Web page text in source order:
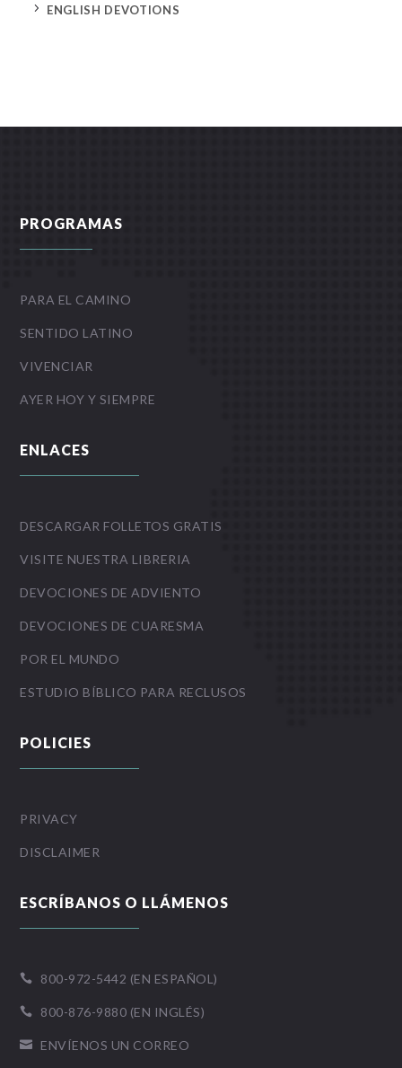
5 ENGLISH DEVOTIONS
PROGRAMAS
PARA EL CAMINO
SENTIDO LATINO
VIVENCIAR
AYER HOY Y SIEMPRE
ENLACES
DESCARGAR FOLLETOS GRATIS
VISITE NUESTRA LIBRERIA
DEVOCIONES DE ADVIENTO
DEVOCIONES DE CUARESMA
POR EL MUNDO
ESTUDIO BÍBLICO PARA RECLUSOS
POLICIES
PRIVACY
DISCLAIMER
ESCRÍBANOS O LLÁMENOS
 800-972-5442 (EN ESPAÑOL)
 800-876-9880 (EN INGLÉS)
 ENVÍENOS UN CORREO